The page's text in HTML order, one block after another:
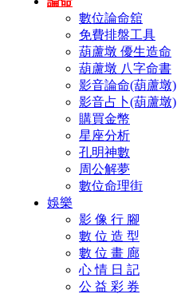
數位論命舘
免費排盤工具
葫蘆墩 優生造命
葫蘆墩 八字命書
影音論命(葫蘆墩)
影音占卜(葫蘆墩)
購買金幣
星座分析
孔明神數
周公解夢
數位命理街
娛樂
影 像 行 腳
數 位 造 型
數 位 畫 廊
心 情 日 記
公 益 彩 券